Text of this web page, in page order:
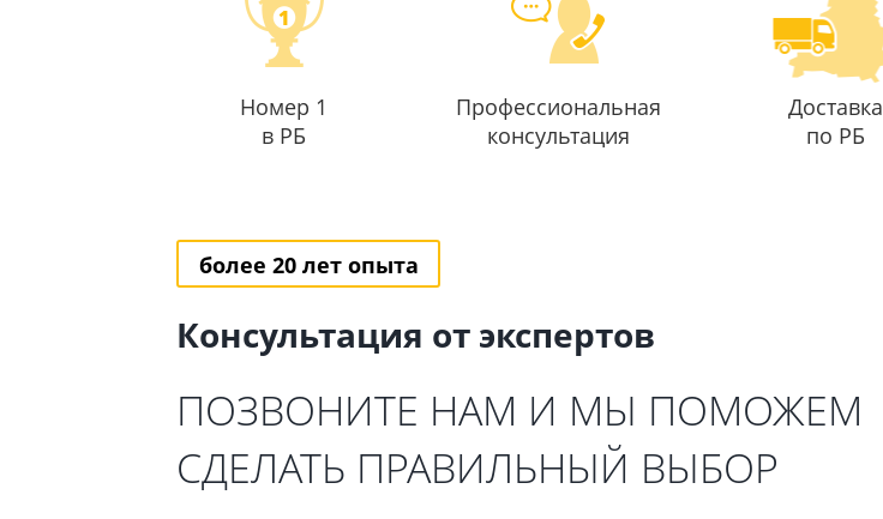
Номер 1
в РБ
Профессиональная
консультация
Доставка
по РБ
более 20 лет опыта
Консультация от экспертов
ПОЗВОНИТЕ НАМ И МЫ ПОМОЖЕМ
СДЕЛАТЬ ПРАВИЛЬНЫЙ ВЫБОР